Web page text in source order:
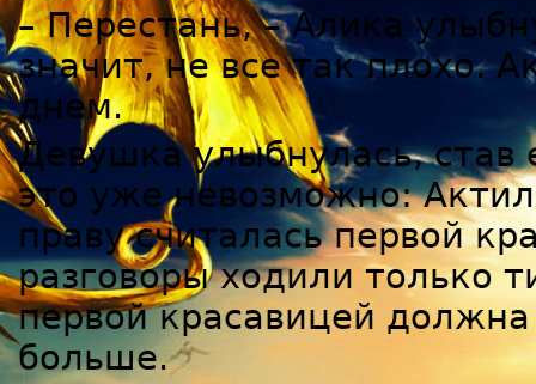
– Перестань, – Алика
значит, не все так плохо.
днем.
Девушка улыбнулась, став
это уже невозможно:
праву считалась первой
разговоры ходили только
первой красавицей
больше.